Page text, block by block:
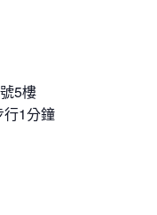
5樓
行1分鐘